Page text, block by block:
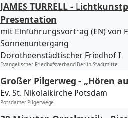
JAMES TURRELL -
Presentation
mit Einführungsvortrag (EN) von
Sonnenuntergang
Dorotheenstädtischer Friedhof I
Evangelischer Friedhofsverband Berlin Stadtmitte
Großer Pilgerweg - „Hören
Ev. St. Nikolaikirche Potsdam
Potsdamer Pilgerwege